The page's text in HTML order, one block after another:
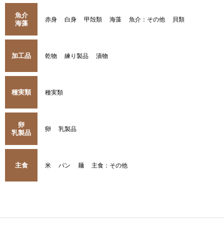
魚介
海藻
赤身 白身 甲殻類 海藻 魚介：その他 貝類
加工品 乾物 練り製品 漬物
種実類 種実類
卵
乳製品
卵 乳製品
主食 米 パン 麺 主食：その他